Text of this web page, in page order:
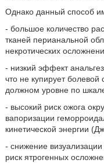
Однако данный способ
- большое количество
тканей перианальной
некротических
- низкий эффект
что не купирует
должном уровне по
- высокий риск ожога
вапоризации
кинетической энергии
- снижение
риск ятрогенных